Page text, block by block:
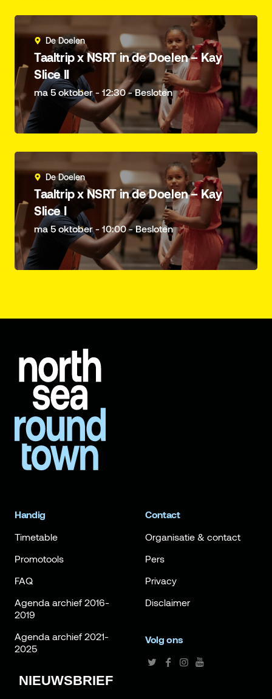
De Doelen
Taaltrip x NSRT in de Doelen – Kay
Slice II
ma 5 oktober - 12:30 - Besloten
De Doelen
Taaltrip x NSRT in de Doelen – Kay
Slice I
ma 5 oktober - 10:00 - Besloten
Handig
Timetable
Promotools
FAQ
Agenda archief 2016-
2019
Agenda archief 2021-
2025
Contact
Organisatie & contact
Pers
Privacy
Disclaimer
Volg ons